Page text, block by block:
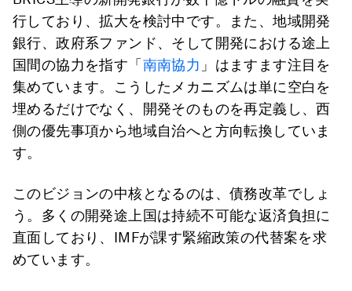
行しており、拡大を検討中です。また、地域開発
銀行、政府系ファンド、そして開発における途上
国間の協力を指す「 南南協力 」はますます注目を
集めています。こうしたメカニズムは単に空白を
埋めるだけでなく、開発そのものを再定義し、西
側の優先事項から地域自治へと方向転換していま
す。
このビジョンの中核となるのは、債務改革でしょ
う。多くの開発途上国は持続不可能な返済負担に
直面しており、IMFが課す緊縮政策の代替案を求
めています。